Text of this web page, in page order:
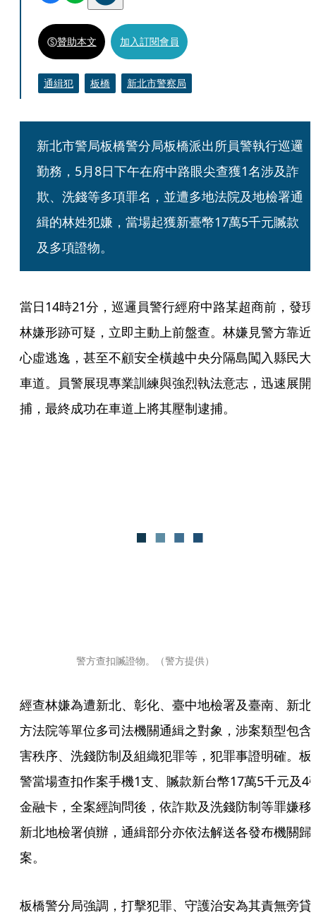
贊助本文 加入訂閱會員
通緝犯 板橋 新北市警察局
新北市警局板橋警分局板橋派出所員警執行巡邏
勤務，5月8日下午在府中路眼尖查獲1名涉及詐
欺、洗錢等多項罪名，並遭多地法院及地檢署通
緝的林姓犯嫌，當場起獲新臺幣17萬5千元贓款
及多項證物。
當日14時21分，巡邏員警行經府中路某超商前，發現
林嫌形跡可疑，立即主動上前盤查。林嫌見警方靠近
心虛逃逸，甚至不顧安全橫越中央分隔島闖入縣民大
車道。員警展現專業訓練與強烈執法意志，迅速展開
捕，最終成功在車道上將其壓制逮捕。
警方查扣贓證物。（警方提供）
經查林嫌為遭新北、彰化、臺中地檢署及臺南、新北
方法院等單位多司法機關通緝之對象，涉案類型包含
害秩序、洗錢防制及組織犯罪等，犯罪事證明確。板
警當場查扣作案手機1支、贓款新台幣17萬5千元及4
金融卡，全案經詢問後，依詐欺及洗錢防制等罪嫌移
新北地檢署偵辦，通緝部分亦依法解送各發布機關歸
案。
板橋警分局強調，打擊犯罪、守護治安為其責無旁貸